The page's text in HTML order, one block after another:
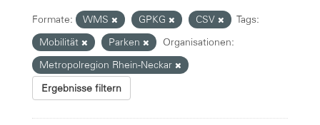
Formate: WMS GPKG CSV
Tags:
Mobilität
Parken
Organisationen:
Metropolregion Rhein-Neckar
Ergebnisse filtern